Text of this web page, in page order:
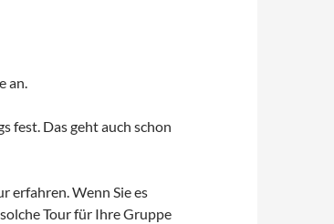
an.
fest. Das geht auch schon
erfahren. Wenn Sie es
Tour für Ihre Gruppe